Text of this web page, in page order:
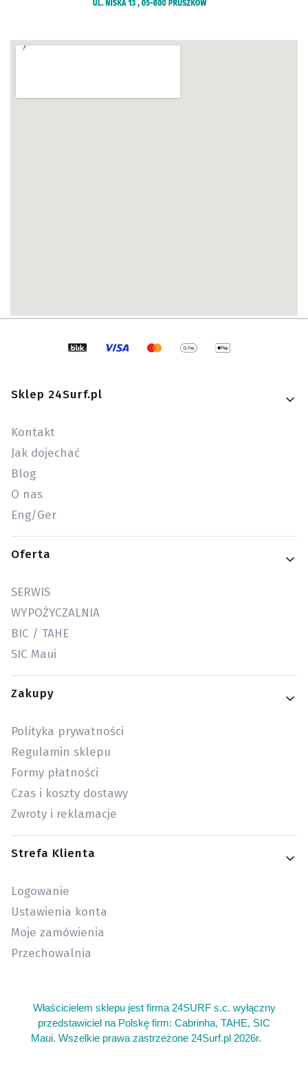
Linki w stopce
Sklep 24Surf.pl
Kontakt
Jak dojechać
Blog
O nas
Eng/Ger
Oferta
SERWIS
WYPOŻYCZALNIA
BIC / TAHE
SIC Maui
Zakupy
Polityka prywatności
Regulamin sklepu
Formy płatności
Czas i koszty dostawy
Zwroty i reklamacje
Strefa Klienta
Logowanie
Ustawienia konta
Moje zamówienia
Przechowalnia
Właścicielem sklepu jest firma 24SURF s.c. wyłączny
przedstawiciel na Polskę firm: Cabrinha, TAHE, SIC
Maui. Wszelkie prawa zastrzeżone 24Surf.pl 2026r.